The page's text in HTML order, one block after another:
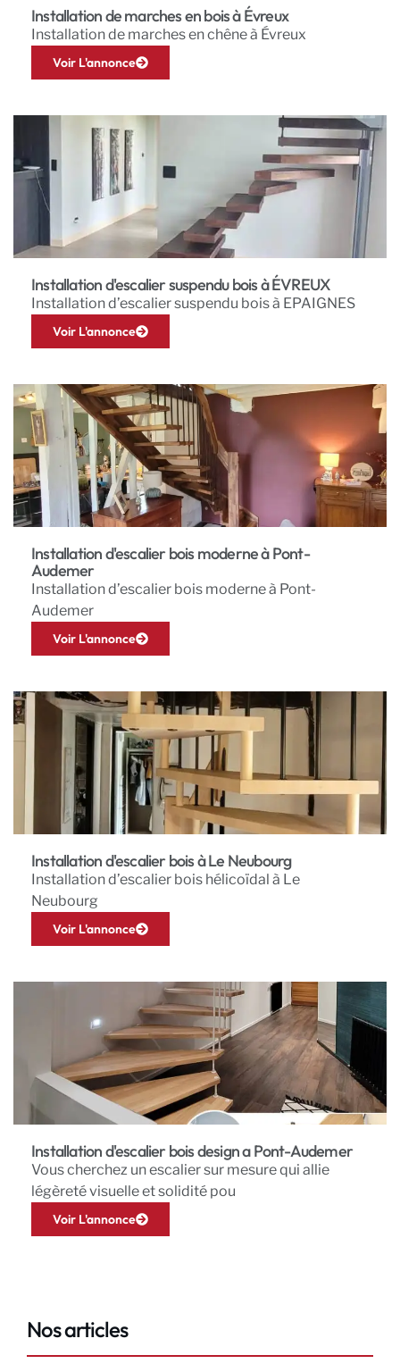
Installation de marches en bois à Évreux
Installation de marches en chêne à Évreux
Voir L'annonce
Installation d'escalier suspendu bois à ÉVREUX
Installation d’escalier suspendu bois à EPAIGNES
Voir L'annonce
Installation d'escalier bois moderne à Pont-
Audemer
Installation d’escalier bois moderne à Pont-
Audemer
Voir L'annonce
Installation d'escalier bois à Le Neubourg
Installation d’escalier bois hélicoïdal à Le
Neubourg
Voir L'annonce
Installation d'escalier bois design a Pont-Audemer
Vous cherchez un escalier sur mesure qui allie
légèreté visuelle et solidité pou
Voir L'annonce
Nos articles